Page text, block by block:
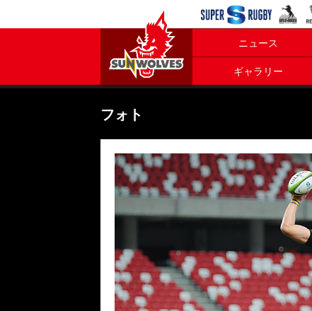
ニュース
ギャラリー
フォト